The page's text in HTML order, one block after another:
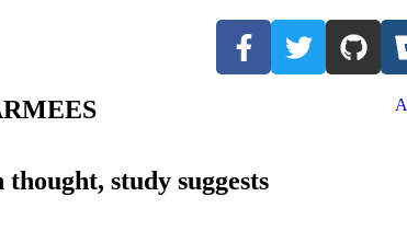
study suggests